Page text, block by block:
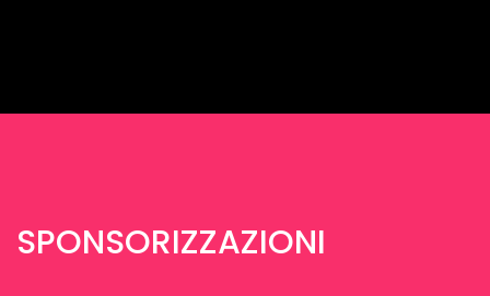
SPONSORIZZAZIONI